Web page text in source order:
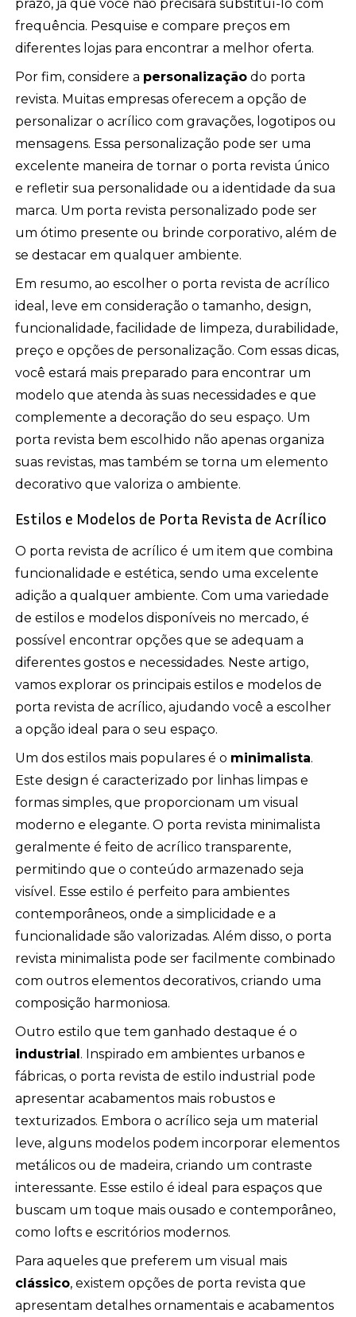
prazo, já que você não precisará substituí-lo com
frequência. Pesquise e compare preços em
diferentes lojas para encontrar a melhor oferta.
Por fim, considere a personalização do porta
revista. Muitas empresas oferecem a opção de
personalizar o acrílico com gravações, logotipos ou
mensagens. Essa personalização pode ser uma
excelente maneira de tornar o porta revista único
e refletir sua personalidade ou a identidade da sua
marca. Um porta revista personalizado pode ser
um ótimo presente ou brinde corporativo, além de
se destacar em qualquer ambiente.
Em resumo, ao escolher o porta revista de acrílico
ideal, leve em consideração o tamanho, design,
funcionalidade, facilidade de limpeza, durabilidade,
preço e opções de personalização. Com essas dicas,
você estará mais preparado para encontrar um
modelo que atenda às suas necessidades e que
complemente a decoração do seu espaço. Um
porta revista bem escolhido não apenas organiza
suas revistas, mas também se torna um elemento
decorativo que valoriza o ambiente.
Estilos e Modelos de Porta Revista de Acrílico
O porta revista de acrílico é um item que combina
funcionalidade e estética, sendo uma excelente
adição a qualquer ambiente. Com uma variedade
de estilos e modelos disponíveis no mercado, é
possível encontrar opções que se adequam a
diferentes gostos e necessidades. Neste artigo,
vamos explorar os principais estilos e modelos de
porta revista de acrílico, ajudando você a escolher
a opção ideal para o seu espaço.
Um dos estilos mais populares é o minimalista.
Este design é caracterizado por linhas limpas e
formas simples, que proporcionam um visual
moderno e elegante. O porta revista minimalista
geralmente é feito de acrílico transparente,
permitindo que o conteúdo armazenado seja
visível. Esse estilo é perfeito para ambientes
contemporâneos, onde a simplicidade e a
funcionalidade são valorizadas. Além disso, o porta
revista minimalista pode ser facilmente combinado
com outros elementos decorativos, criando uma
composição harmoniosa.
Outro estilo que tem ganhado destaque é o
industrial. Inspirado em ambientes urbanos e
fábricas, o porta revista de estilo industrial pode
apresentar acabamentos mais robustos e
texturizados. Embora o acrílico seja um material
leve, alguns modelos podem incorporar elementos
metálicos ou de madeira, criando um contraste
interessante. Esse estilo é ideal para espaços que
buscam um toque mais ousado e contemporâneo,
como lofts e escritórios modernos.
Para aqueles que preferem um visual mais
clássico, existem opções de porta revista que
apresentam detalhes ornamentais e acabamentos